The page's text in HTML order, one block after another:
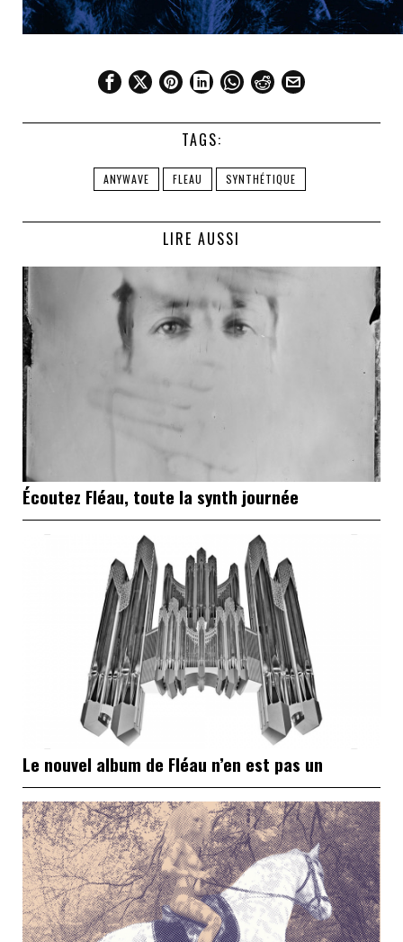
TAGS:
ANYWAVE FLEAU SYNTHÉTIQUE
LIRE AUSSI
Écoutez Fléau, toute la synth journée
Le nouvel album de Fléau n’en est pas un